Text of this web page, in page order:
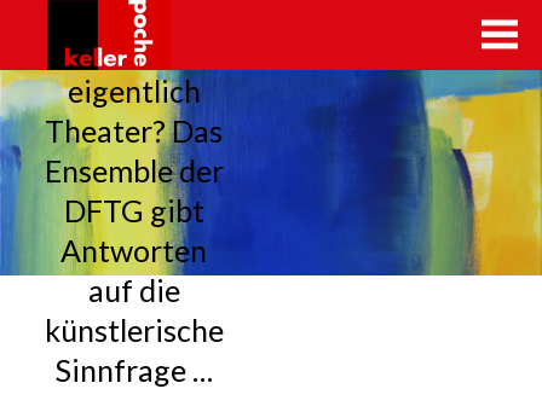
Warum
eigentlich
Theater? Das
Ensemble der
DFTG gibt
Antworten
auf die
künstlerische
Sinnfrage …